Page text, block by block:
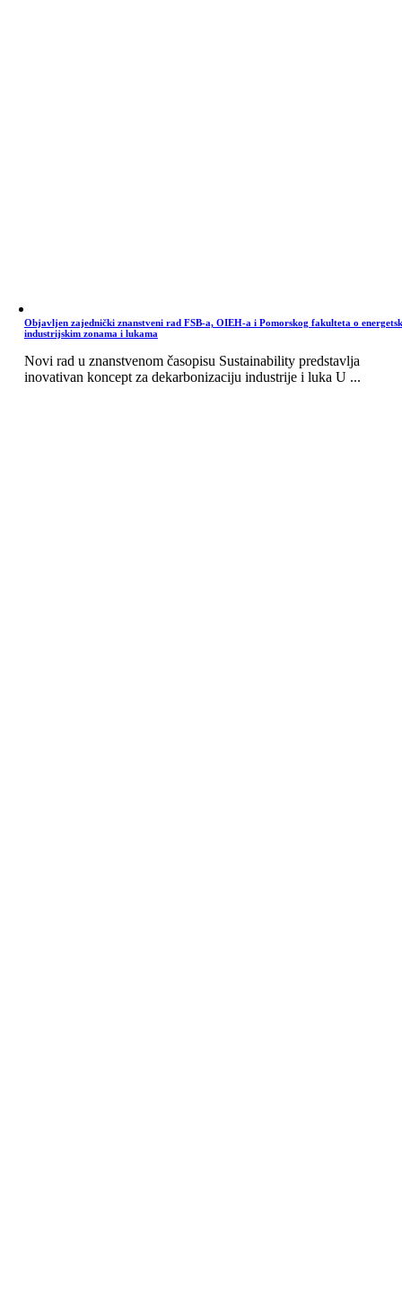
Objavljen zajednički znanstveni rad FSB-a, OIEH-a i Pomorskog fakulteta o
industrijskim zonama i lukama
Novi rad u znanstvenom časopisu Sustainability predstavlja
inovativan koncept za dekarbonizaciju industrije i luka U ...